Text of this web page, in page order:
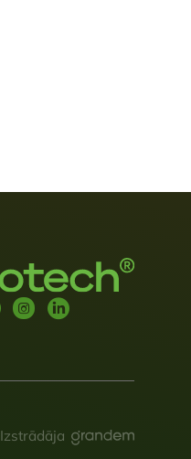
Izstrādāja